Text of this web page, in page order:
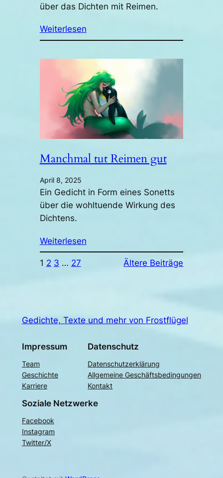
über das Dichten mit Reimen.
Weiterlesen
Manchmal tut Reimen gut
April 8, 2025
Ein Gedicht in Form eines Sonetts
über die wohltuende Wirkung des
Dichtens.
Weiterlesen
1 2 3 … 27 Ältere Beiträge
Gedichte, Texte und mehr von Frostflügel
Impressum
Team
Geschichte
Karriere
Datenschutz
Datenschutzerklärung
Allgemeine Geschäftsbedingungen
Kontakt
Soziale Netzwerke
Facebook
Instagram
Twitter/X